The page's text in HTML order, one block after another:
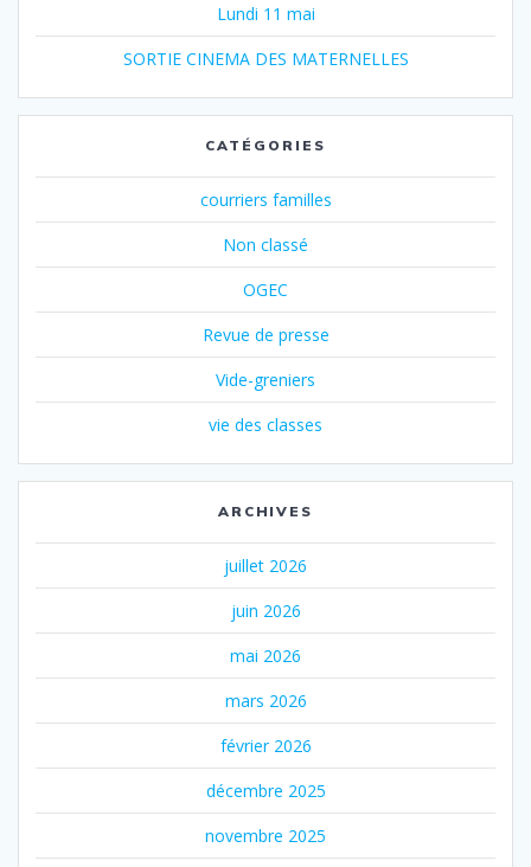
Lundi 11 mai
SORTIE CINEMA DES MATERNELLES
CATÉGORIES
courriers familles
Non classé
OGEC
Revue de presse
Vide-greniers
vie des classes
ARCHIVES
juillet 2026
juin 2026
mai 2026
mars 2026
février 2026
décembre 2025
novembre 2025